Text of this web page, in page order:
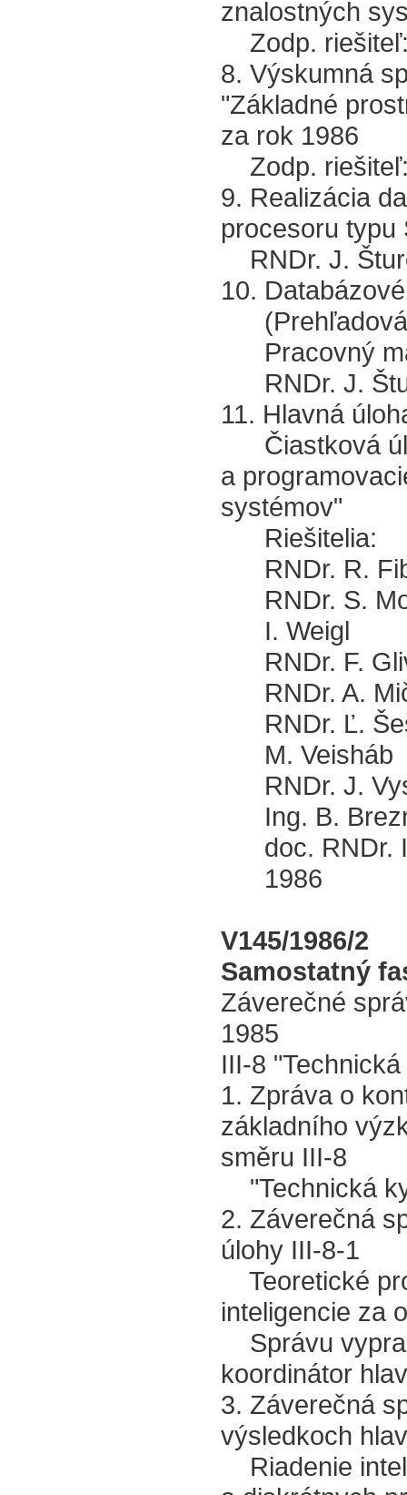
znalostných
Zodp.
8. Výskumná
"Základné
za rok 1986
Zodp.
9. Realizácia
procesoru typu
RNDr. J.
10.
(Prehľadová
Pracovný
RNDr. J.
11. Hlavná
Čiastková
a
systémov"
Riešitelia:
RNDr. R.
RNDr. S.
I. Weigl
RNDr. F.
RNDr. A.
RNDr. Ľ.
M. Veisháb
RNDr. J.
Ing. B.
doc. RNDr.
1986
V145/1986/2
Samostatný
Záverečné
1985
III-8
1. Zpráva o
základního
směru III-8
"Technická
2. Záverečná
úlohy III-8-1
Teoretické
inteligencie za
Správu
koordinátor
3. Záverečná
výsledkoch
Riadenie